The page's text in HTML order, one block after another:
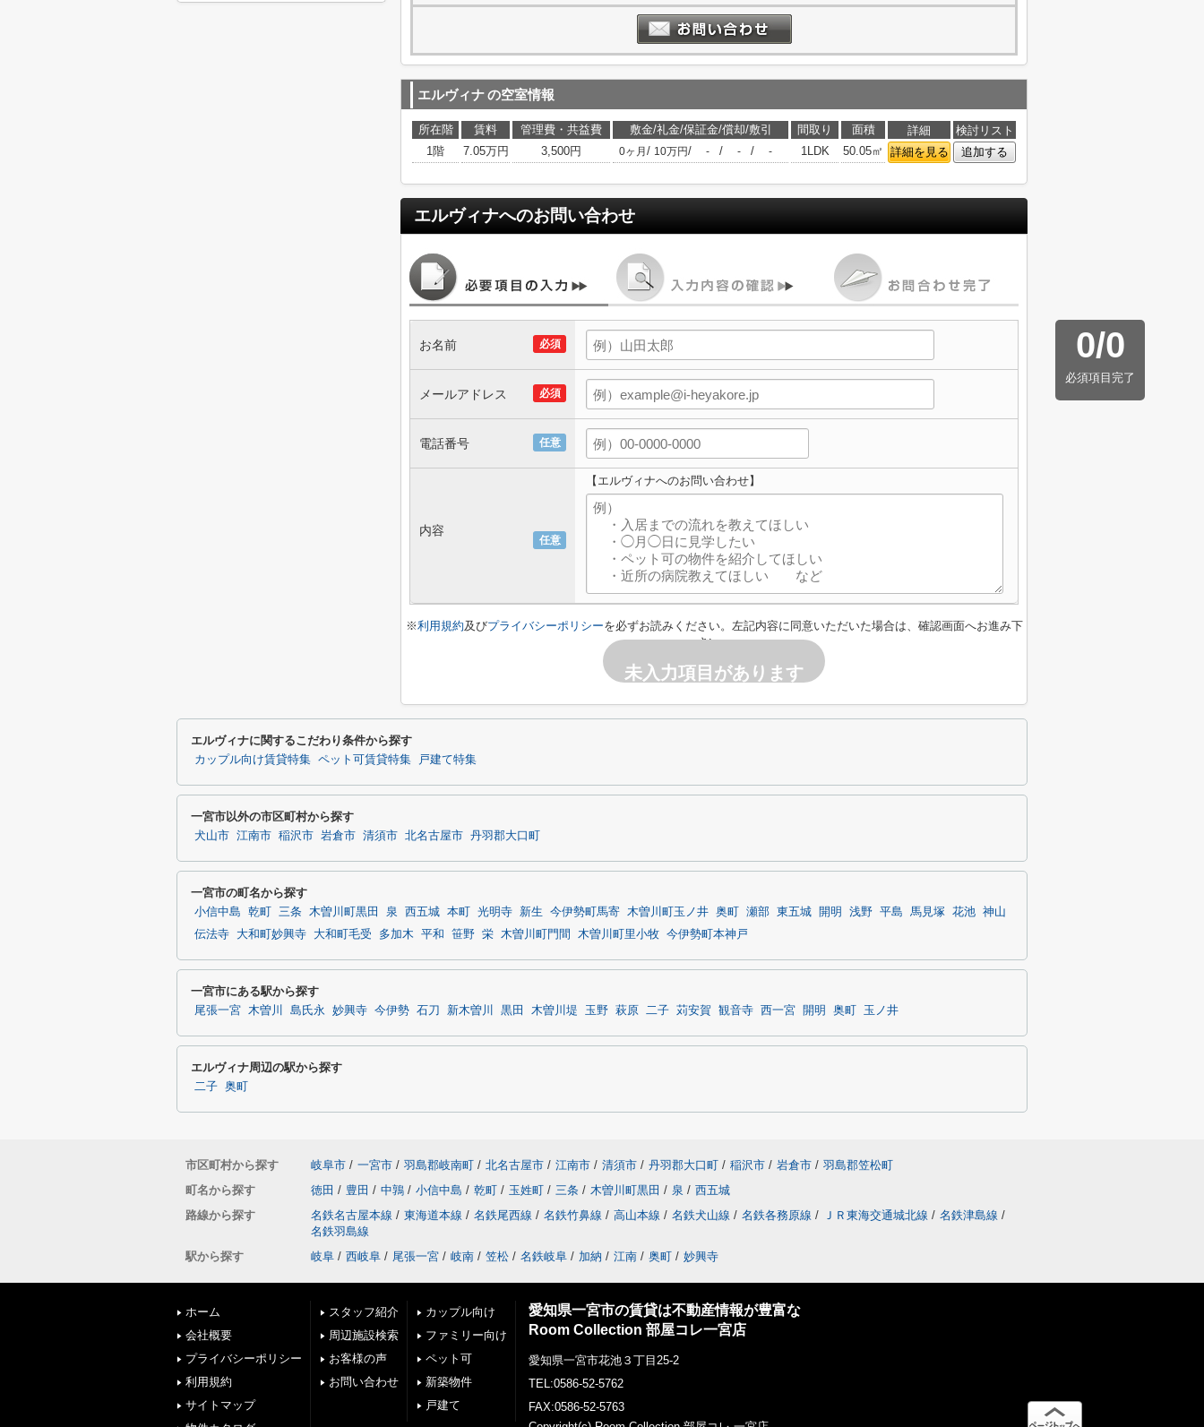
エルヴィナの空室情報
所在階 賃料 管理費・共益費 敷金/礼金/保証金/償却/敷引 間取り 面積 詳細
検討リスト
1階
7.05万円 3,500円 0ヶ月 / 10万円/ - / - / - 1LDK 50.05㎡ 詳細を見る 追加する
エルヴィナへのお問い合わせ
0/0
必須項目完了
必須
お名前
必須
メールアドレス
任意
電話番号
任意
内容
【エルヴィナへのお問い合わせ】
※利用規約及びプライバシーポリシーを必ずお読みください。左記内容に同意いただいた場合は、確認画面へお進み下
さい。
未入力項目があります
エルヴィナに関するこだわり条件から探す
カップル向け賃貸特集 ペット可賃貸特集 戸建て特集
一宮市以外の市区町村から探す
犬山市 江南市 稲沢市 岩倉市 清須市 北名古屋市 丹羽郡大口町
一宮市の町名から探す
小信中島 乾町 三条 木曽川町黒田 泉 西五城 本町 光明寺 新生 今伊勢町馬寄 木曽川町玉ノ井 奥町 瀬部 東五城 開明 浅野 平島 馬見塚 花池 神山
伝法寺
大和町妙興寺 大和町毛受 多加木 平和 笹野 栄 木曽川町門間 木曽川町里小牧 今伊勢町本神戸
一宮市にある駅から探す
尾張一宮 木曽川 島氏永 妙興寺 今伊勢 石刀 新木曽川 黒田 木曽川堤 玉野 萩原 二子 苅安賀 観音寺 西一宮 開明 奥町 玉ノ井
エルヴィナ周辺の駅から探す
二子 奥町
市区町村から探す 岐阜市 / 一宮市 / 羽島郡岐南町 / 北名古屋市 / 江南市 / 清須市 / 丹羽郡大口町 / 稲沢市 / 岩倉市 / 羽島郡笠松町
町名から探す
徳田 / 豊田 / 中鶉 / 小信中島 / 乾町 / 玉姓町 / 三条 / 木曽川町黒田 / 泉 / 西五城
路線から探す
名鉄名古屋本線 / 東海道本線 / 名鉄尾西線 / 名鉄竹鼻線 / 高山本線 / 名鉄犬山線 / 名鉄各務原線 / ＪＲ東海交通城北線 / 名鉄津島線 /
名鉄羽島線
駅から探す
岐阜 / 西岐阜 / 尾張一宮 / 岐南 / 笠松 / 名鉄岐阜 / 加納 / 江南 / 奥町 / 妙興寺
ホーム
会社概要
プライバシーポリシー
利用規約
サイトマップ
スタッフ紹介
周辺施設検索
お客様の声
お問い合わせ
カップル向け
ファミリー向け
ペット可
新築物件
戸建て
愛知県一宮市の賃貸は不動産情報が豊富な
Room Collection 部屋コレ一宮店
愛知県一宮市花池３丁目25-2
TEL:0586-52-5762
FAX:0586-52-5763